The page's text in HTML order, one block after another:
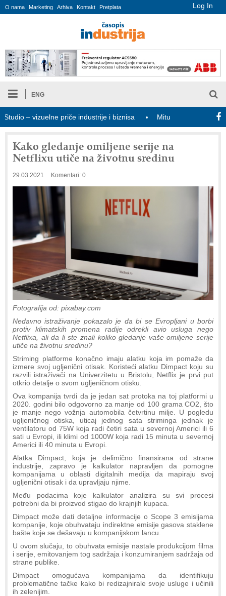
Log In
O nama Marketing Arhiva Kontakt Pretplata
ENG
– vizuelne priče industrije i biznisa Mitutoyo Crysta-Apex V
Kako gledanje omiljene serije na
Netflixu utiče na životnu sredinu
29.03.2021 Komentari: 0
Fotografija od: pixabay.com
Nedavno istraživanje pokazalo je da bi se Evropljani u borbi
protiv klimatskih promena radije odrekli avio usluga nego
Netflixa, ali da li ste znali koliko gledanje vaše omiljene serije
utiče na životnu sredinu?
Striming platforme konačno imaju alatku koja im pomaže da
izmere svoj ugljenični otisak. Koristeći alatku Dimpact koju su
razvili istraživači na Univerzitetu u Bristolu, Netflix je prvi put
otkrio detalje o svom ugljeničnom otisku.
Ova kompanija tvrdi da je jedan sat protoka na toj platformi u
2020. godini bilo odgovorno za manje od 100 grama CO2, što
je manje nego vožnja automobila četvrtinu milje. U pogledu
ugljeničnog otiska, uticaj jednog sata striminga jednak je
ventilatoru od 75W koja radi četiri sata u severnoj Americi ili 6
sati u Evropi, ili klimi od 1000W koja radi 15 minuta u severnoj
Americi ili 40 minuta u Evropi.
Alatka Dimpact, koja je delimično finansirana od strane
industrije, zapravo je kalkulator napravljen da pomogne
kompanijama u oblasti digitalnih medija da mapiraju svoj
ugljenični otisak i da upravljaju njime.
Među podacima koje kalkulator analizira su svi procesi
potrebni da bi proizvod stigao do krajnjih kupaca.
Dimpact može dati detaljne informacije o Scope 3 emisijama
kompanije, koje obuhvataju indirektne emisije gasova staklene
bašte koje se dešavaju u kompanijskom lancu.
U ovom slučaju, to obuhvata emisije nastale produkcijom filma
i serije, emitovanjem tog sadržaja i konzumiranjem sadržaja od
strane publike.
Dimpact omogućava kompanijama da identifikuju
problematične tačke kako bi redizajnirale svoje usluge i učinili
ih zelenijim.